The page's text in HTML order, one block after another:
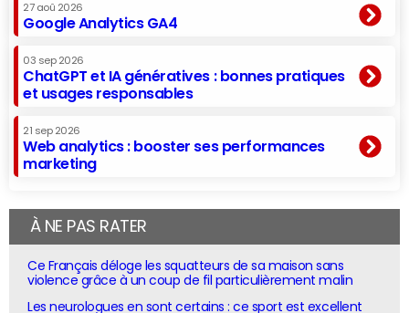
27 aoû 2026
Google Analytics GA4
03 sep 2026
ChatGPT et IA génératives : bonnes pratiques
et usages responsables
21 sep 2026
Web analytics : booster ses performances
marketing
À NE PAS RATER
Ce Français déloge les squatteurs de sa maison sans
violence grâce à un coup de fil particulièrement malin
Les neurologues en sont certains : ce sport est excellent